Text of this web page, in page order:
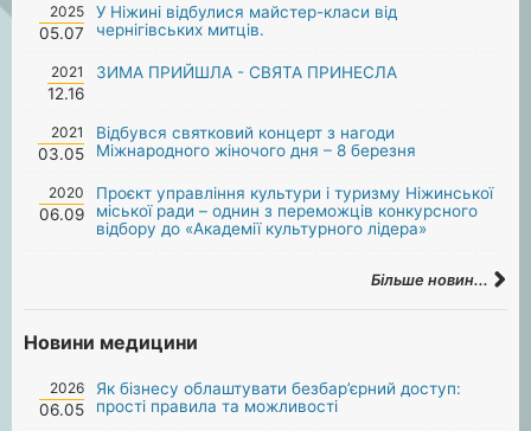
2025
05.07
У Ніжині відбулися майстер-класи від
чернігівських митців.
2021
12.16
ЗИМА ПРИЙШЛА - СВЯТА ПРИНЕСЛА
2021
03.05
Відбувся святковий концерт з нагоди
Міжнародного жіночого дня – 8 березня
2020
06.09
Проєкт управління культури і туризму Ніжинської
міської ради – однин з переможців конкурсного
відбору до «Академії культурного лідера»
Більше новин...
Новини медицини
2026
06.05
Як бізнесу облаштувати безбар’єрний доступ:
прості правила та можливості